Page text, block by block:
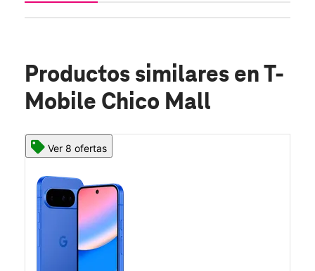
Productos similares en T-
Mobile Chico Mall
Ver 8 ofertas